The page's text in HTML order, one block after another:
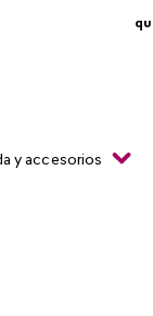
y accesorios